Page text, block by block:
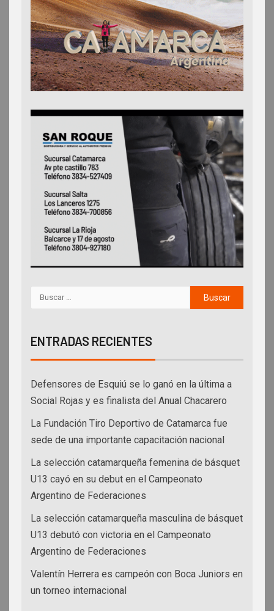
ENTRADAS RECIENTES
Defensores de Esquiú se lo ganó en la última a
Social Rojas y es finalista del Anual Chacarero
La Fundación Tiro Deportivo de Catamarca fue
sede de una importante capacitación nacional
La selección catamarqueña femenina de básquet
U13 cayó en su debut en el Campeonato
Argentino de Federaciones
La selección catamarqueña masculina de básquet
U13 debutó con victoria en el Campeonato
Argentino de Federaciones
Valentín Herrera es campeón con Boca Juniors en
un torneo internacional